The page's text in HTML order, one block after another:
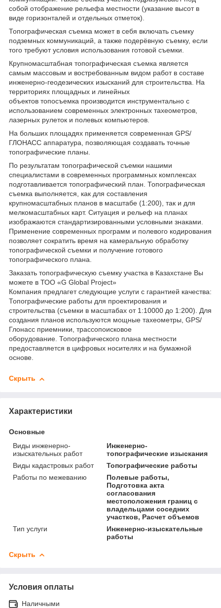
собой отображение рельефа местности (указание высот в
виде горизонталей и отдельных отметок).
Топографическая съемка может в себя включать съемку
подземных коммуникаций, а также подерёвную съемку, если
того требуют условия использования готовой съемки.
Крупномасштабная топографическая съемка является
самым массовым и востребованным видом работ в соcтаве
инженерно-геодезических изысканий для строительства. На
территориях площадных и линейных
объектов топосъемка производится инструментально с
использованием современных электронных тахеометров,
лазерных рулеток и полевых компьютеров.
На больших площадях применяется современная GPS/
ГЛОНАСС аппаратура, позволяющая создавать точные
топографические планы.
По результатам топографической съемки нашими
специалистами в современных программных комплексах
подготавливается топографический план. Топографическая
съемка выполняется, как для составления
крупномасштабных планов в масштабе (1:200), так и для
мелкомасштабных карт. Ситуация и рельеф на планах
изображаются стандартизированными условными знаками.
Применение современных программ и полевого кодирования
позволяет сократить время на камеральную обработку
топографической съемки и получение готового
топографического плана.
Заказать топографическую съемку участка в Казахстане Вы
можете в ТОО «G Global Project»
Компания предлагет следующие услуги с гарантией качества:
Топографические работы для проектирования и
строительства (съемки в масштабах от 1:10000 до 1:200). Для
создания планов используются мощные тахеометры, GPS/
Глонасс приемники, трассопоисковое
оборудование. Топографического плана местности
предоставляется в цифровых носителях и на бумажной
основе.
Скрыть
Характеристики
Основные
Виды инженерно-
изыскательных работ
Инженерно-
топографические изыскания
Виды кадастровых работ
Топографические работы
Работы по межеванию
Полевые работы,
Подготовка акта
согласования
местоположения границ с
владельцами соседних
участков, Расчет объемов
Тип услуги
Инженерно-изыскательные
работы
Скрыть
Условия оплаты
Наличными